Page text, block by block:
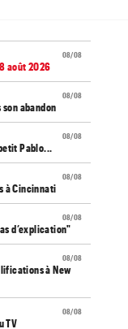
08/08
août 2026
08/08
abandon
08/08
Pablo...
08/08
à Cincinnati
08/08
d’explication"
08/08
à New
08/08
TV